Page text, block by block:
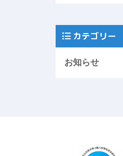
カテゴリー
お知らせ